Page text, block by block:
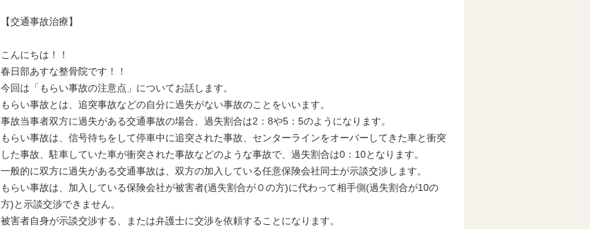
【交通事故治療】
こんにちは！！
春日部あすな整骨院です！！
今回は「もらい事故の注意点」についてお話します。
もらい事故とは、追突事故などの自分に過失がない事故のことをいいます。
事故当事者双方に過失がある交通事故の場合、過失割合は2：8や5：5のようになります。
もらい事故は、信号待ちをして停車中に追突された事故、センターラインをオーバーしてきた車と衝突
した事故、駐車していた車が衝突された事故などのような事故で、過失割合は0：10となります。
一般的に双方に過失がある交通事故は、双方の加入している任意保険会社同士が示談交渉します。
もらい事故は、加入している保険会社が被害者(過失割合が０の方)に代わって相手側(過失割合が10の
方)と示談交渉できません。
被害者自身が示談交渉する、または弁護士に交渉を依頼することになります。